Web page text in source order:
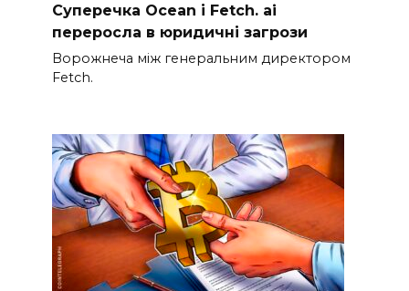
Суперечка Ocean і Fetch. ai
переросла в юридичні загрози
Ворожнеча між генеральним директором
Fetch.